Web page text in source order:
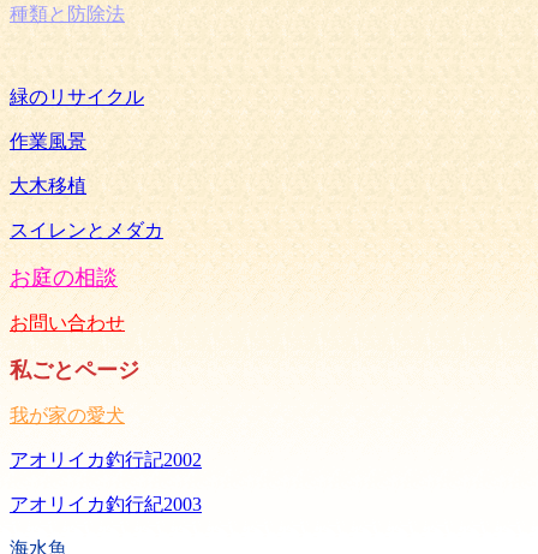
種類と防除法
緑のリサイクル
作業風景
大木移植
スイレンとメダカ
お庭の相談
お問い合わせ
私ごとページ
我が家の愛犬
アオリイカ釣行記2002
アオリイカ釣行紀2003
海水魚